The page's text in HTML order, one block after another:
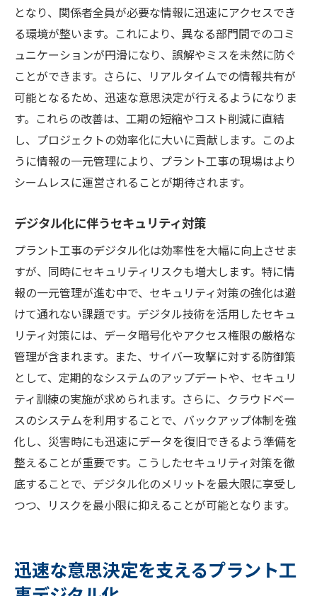
となり、関係者全員が必要な情報に迅速にアクセスでき
る環境が整います。これにより、異なる部門間でのコミ
ュニケーションが円滑になり、誤解やミスを未然に防ぐ
ことができます。さらに、リアルタイムでの情報共有が
可能となるため、迅速な意思決定が行えるようになりま
す。これらの改善は、工期の短縮やコスト削減に直結
し、プロジェクトの効率化に大いに貢献します。このよ
うに情報の一元管理により、プラント工事の現場はより
シームレスに運営されることが期待されます。
デジタル化に伴うセキュリティ対策
プラント工事のデジタル化は効率性を大幅に向上させま
すが、同時にセキュリティリスクも増大します。特に情
報の一元管理が進む中で、セキュリティ対策の強化は避
けて通れない課題です。デジタル技術を活用したセキュ
リティ対策には、データ暗号化やアクセス権限の厳格な
管理が含まれます。また、サイバー攻撃に対する防御策
として、定期的なシステムのアップデートや、セキュリ
ティ訓練の実施が求められます。さらに、クラウドベー
スのシステムを利用することで、バックアップ体制を強
化し、災害時にも迅速にデータを復旧できるよう準備を
整えることが重要です。こうしたセキュリティ対策を徹
底することで、デジタル化のメリットを最大限に享受し
つつ、リスクを最小限に抑えることが可能となります。
迅速な意思決定を支えるプラント工